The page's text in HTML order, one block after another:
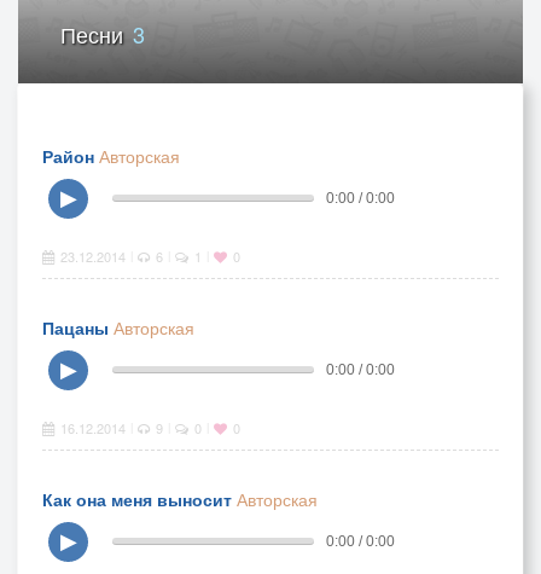
Песни 3
Район Авторская
▶
0:00 / 0:00
23.12.2014 6 1 0
Пацаны Авторская
▶
0:00 / 0:00
16.12.2014 9 0 0
Как она меня выносит Авторская
▶
0:00 / 0:00